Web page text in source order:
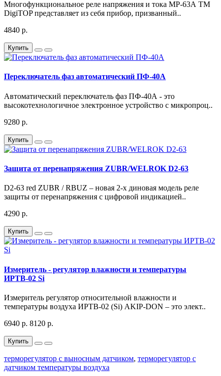
Многофункциональное реле напряжения и тока МР-63А ТМ
DigiTOP представляет из себя прибор, призванный..
4840 р.
Купить
Переключатель фаз автоматический ПФ-40А
Автоматический переключатель фаз ПФ-40А - это
высокотехнологичное электронное устройство с микропроц..
9280 р.
Купить
Защита от перенапряжения ZUBR/WELROK D2-63
D2-63 red ZUBR / RBUZ – новая 2-х диновая модель реле
защиты от перенапряжения с цифровой индикацией..
4290 р.
Купить
Измеритель - регулятор влажности и температуры
ИРТВ-02 Si
Измеритель регулятор относительной влажности и
температуры воздуха ИРТВ-02 (Si) AKIP-DON – это элект..
6940 р. 8120 р.
Купить
терморегулятор с выносным датчиком, терморегулятор с
датчиком температуры воздуха